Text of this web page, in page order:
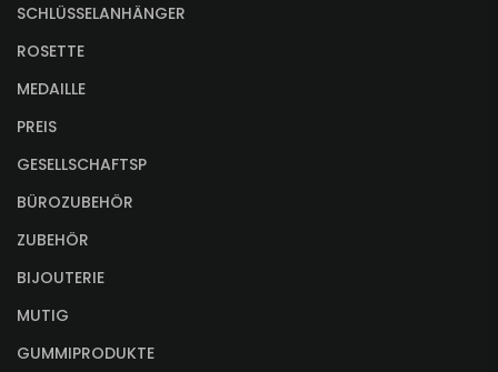
SCHLÜSSELANHÄNGER
ROSETTE
MEDAILLE
PREIS
GESELLSCHAFTSP
BÜROZUBEHÖR
ZUBEHÖR
BIJOUTERIE
MUTIG
GUMMIPRODUKTE